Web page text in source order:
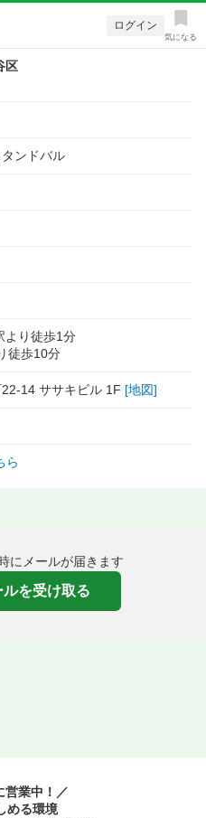
ログイン
気になる
区
ンドバル
より徒歩1分
徒歩10分
14 ササキビル 1F [地図]
ら
にメールが届きます
を受け取る
営業中！／
める環境